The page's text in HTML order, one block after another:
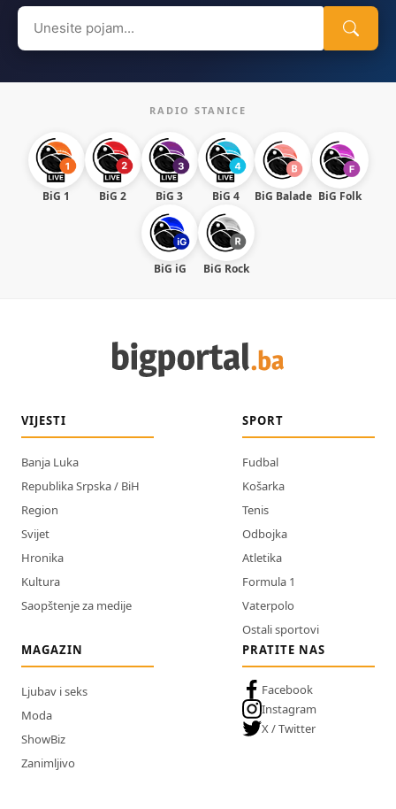
Search
for:
RADIO STANICE
BiG 1 BiG 2 BiG 3 BiG 4 BiG Balade BiG Folk
BiG iG BiG Rock
VIJESTI
Banja Luka
Republika Srpska / BiH
Region
Svijet
Hronika
Kultura
Saopštenje za medije
SPORT
Fudbal
Košarka
Tenis
Odbojka
Atletika
Formula 1
Vaterpolo
Ostali sportovi
MAGAZIN
Ljubav i seks
Moda
ShowBiz
Zanimljivo
PRATITE NAS
Facebook
Instagram
X / Twitter